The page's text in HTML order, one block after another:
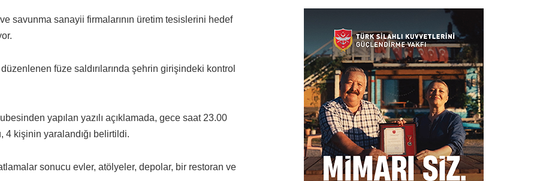
savunma sanayii firmalarının üretim tesislerini hedef
füze saldırılarında şehrin girişindeki kontrol
yapılan yazılı açıklamada, gece saat 23.00
4 kişinin yaralandığı belirtildi.
sonucu evler, atölyeler, depolar, bir restoran ve